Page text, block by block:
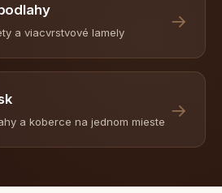
a viacvrstvové lamely
→
a koberce na jednom mieste
→